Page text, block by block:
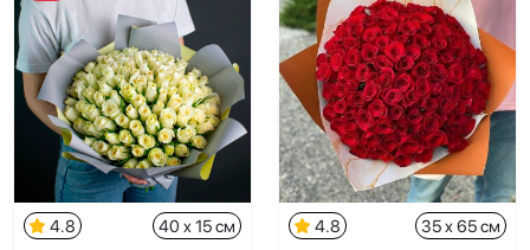
4.8 40 x 15 см 4.8 35 x 65 см